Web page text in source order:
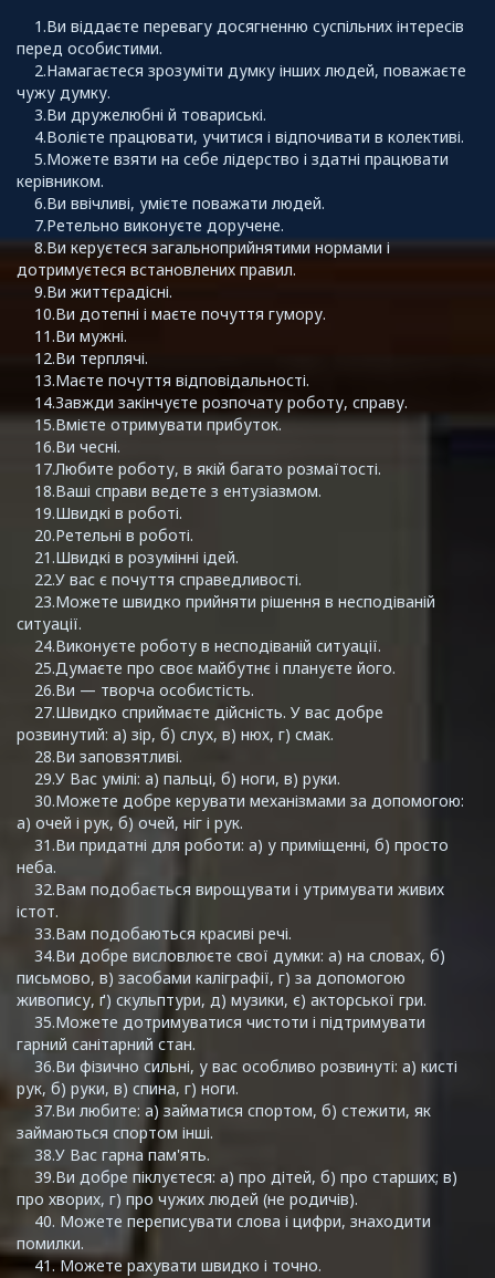
1.Ви віддаєте перевагу досягненню суспільних інтересів
перед особистими.
2.Намагаєтеся зрозуміти думку інших людей, поважаєте
чужу думку.
3.Ви дружелюбні й товариські.
4.Волієте працювати, учитися і відпочивати в колективі.
5.Можете взяти на себе лідерство і здатні працювати
керівником.
6.Ви ввічливі, умієте поважати людей.
7.Ретельно виконуєте доручене.
8.Ви керуєтеся загальноприйнятими нормами і
дотримуєтеся встановлених правил.
9.Ви життєрадісні.
10.Ви дотепні і маєте почуття гумору.
11.Ви мужні.
12.Ви терплячі.
13.Маєте почуття відповідальності.
14.Завжди закінчуєте розпочату роботу, справу.
15.Вмієте отримувати прибуток.
16.Ви чесні.
17.Любите роботу, в якій багато розмаїтості.
18.Ваші справи ведете з ентузіазмом.
19.Швидкі в роботі.
20.Ретельні в роботі.
21.Швидкі в розумінні ідей.
22.У вас є почуття справедливості.
23.Можете швидко прийняти рішення в несподіваній
ситуації.
24.Виконуєте роботу в несподіваній ситуації.
25.Думаєте про своє майбутнє і плануєте його.
26.Ви — творча особистість.
27.Швидко сприймаєте дійсність. У вас добре
розвинутий: а) зір, б) слух, в) нюх, г) смак.
28.Ви заповзятливі.
29.У Вас умілі: а) пальці, б) ноги, в) руки.
30.Можете добре керувати механізмами за допомогою:
а) очей і рук, б) очей, ніг і рук.
31.Ви придатні для роботи: а) у приміщенні, б) просто
неба.
32.Вам подобається вирощувати і утримувати живих
істот.
33.Вам подобаються красиві речі.
34.Ви добре висловлюєте свої думки: а) на словах, б)
письмово, в) засобами каліграфії, г) за допомогою
живопису, ґ) скульптури, д) музики, є) акторської гри.
35.Можете дотримуватися чистоти і підтримувати
гарний санітарний стан.
36.Ви фізично сильні, у вас особливо розвинуті: а) кисті
рук, б) руки, в) спина, г) ноги.
37.Ви любите: а) займатися спортом, б) стежити, як
займаються спортом інші.
38.У Вас гарна пам'ять.
39.Ви добре піклуєтеся: а) про дітей, б) про старших; в)
про хворих, г) про чужих людей (не родичів).
40. Можете переписувати слова і цифри, знаходити
помилки.
41. Можете рахувати швидко і точно.